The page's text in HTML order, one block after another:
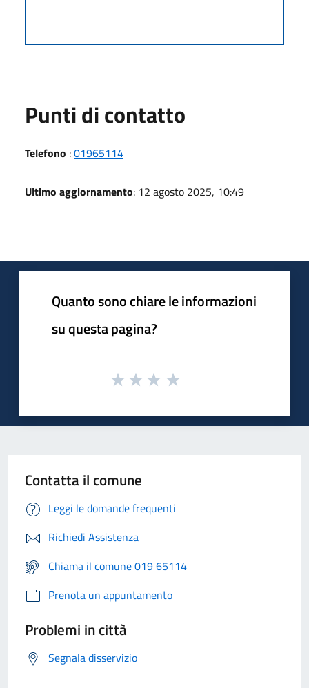
Punti di contatto
Telefono :01965114
Ultimo aggiornamento: 12 agosto 2025, 10:49
Quanto sono chiare le informazioni
su questa pagina?
Contatta il comune
Leggi le domande frequenti
Richiedi Assistenza
Chiama il comune 019 65114
Prenota un appuntamento
Problemi in città
Segnala disservizio